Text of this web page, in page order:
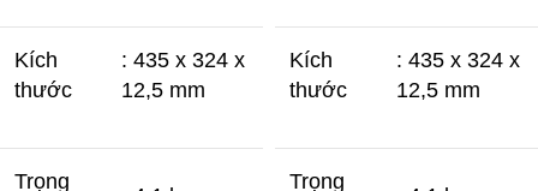
Kích
thước
: 435 x 324 x
12,5 mm
Trọng
Kích
thước
: 435 x 324 x
12,5 mm
Trọng